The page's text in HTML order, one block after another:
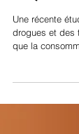
EN
Une récente